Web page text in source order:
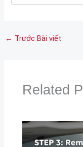
← Trước Bài viết
Related